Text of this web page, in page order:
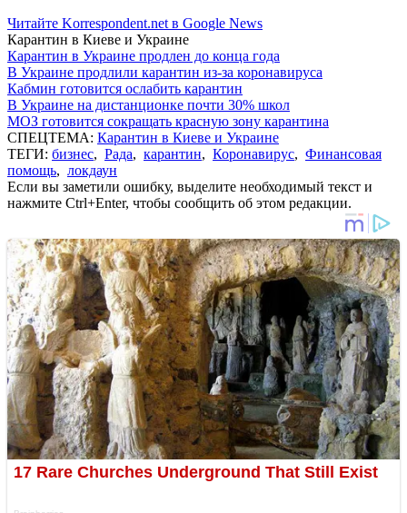
Читайте Korrespondent.net в Google News
Карантин в Киеве и Украине
Карантин в Украине продлен до конца года
В Украине продлили карантин из-за коронавируса
Кабмин готовится ослабить карантин
В Украине на дистанционке почти 30% школ
МОЗ готовится сокращать красную зону карантина
СПЕЦТЕМА: Карантин в Киеве и Украине
ТЕГИ: бизнес, Рада, карантин, Коронавирус, Финансовая
помощь, локдаун
Если вы заметили ошибку, выделите необходимый текст и
нажмите Ctrl+Enter, чтобы сообщить об этом редакции.